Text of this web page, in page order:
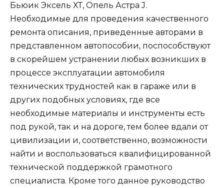
Бьюик Эксель ХТ, Опель Астра J.
Необходимые для проведения качественного
ремонта описания, приведенные авторами в
представленном автопособии, поспособствуют
в скорейшем устранении любых возникших в
процессе эксплуатации автомобиля
технических трудностей как в гараже или в
других подобных условиях, где все
необходимые материалы и инструменты есть
под рукой, так и на дороге, тем более вдали от
цивилизации и, соответственно, возможности
найти и воспользоваться квалифицированной
технической поддержкой грамотного
специалиста. Кроме того данное руководство